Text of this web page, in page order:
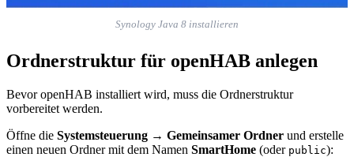
Synology Java 8 installieren
Ordnerstruktur für openHAB anlegen
Bevor openHAB installiert wird, muss die Ordnerstruktur
vorbereitet werden.
Öffne die Systemsteuerung → Gemeinsamer Ordner und erstelle
einen neuen Ordner mit dem Namen SmartHome (oder public):